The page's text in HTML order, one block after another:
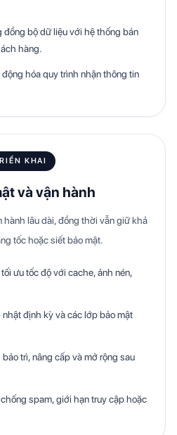
đồng bộ dữ liệu với hệ thống bán
hàng.
hóa quy trình nhận thông tin
KHAI
và vận hành
hành lâu dài, đồng thời vẫn giữ khả
tốc hoặc siết bảo mật.
ưu tốc độ với cache, ảnh nén,
nhật định kỳ và các lớp bảo mật
trì, nâng cấp và mở rộng sau
spam, giới hạn truy cập hoặc